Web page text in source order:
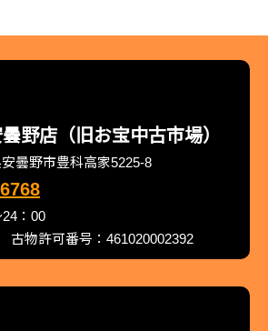
野店（旧お宝中古市場）
曇野市豊科高家5225-8
：00
物許可番号：461020002392